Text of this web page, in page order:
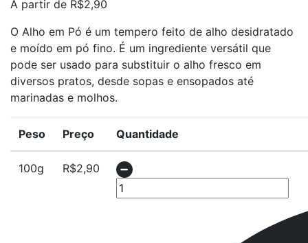
A partir de R$2,90
O Alho em Pó é um tempero feito de alho desidratado
e moído em pó fino. É um ingrediente versátil que
pode ser usado para substituir o alho fresco em
diversos pratos, desde sopas e ensopados até
marinadas e molhos.
Peso Preço Quantidade
100g R$2,90